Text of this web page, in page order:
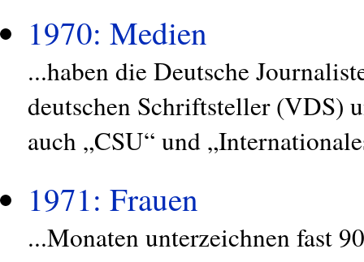
1970: Medien
...haben die Deutsche
deutschen Schriftsteller (VDS)
auch „CSU“ und
1971: Frauen
...Monaten unterzeichnen fast